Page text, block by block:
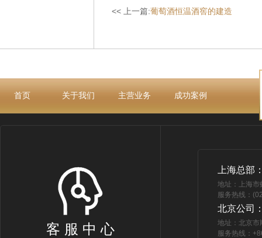
<< 上一篇:葡萄酒恒温酒窖的建造
首页 关于我们 主营业务 成功案例
客 服 中 心
上海总部
地址：上海
服务热线：
北京公司
地址：北京市
服务热线：